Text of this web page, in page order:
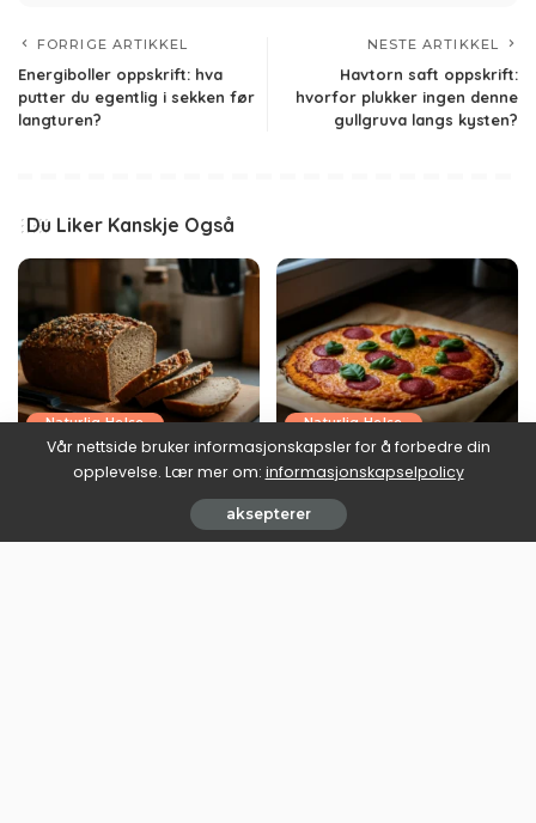
FORRIGE ARTIKKEL
Energiboller oppskrift: hva
putter du egentlig i sekken før
langturen?
NESTE ARTIKKEL
Havtorn saft oppskrift:
hvorfor plukker ingen denne
gullgruva langs kysten?
Du Liker Kanskje Også
Naturlig Helse
Ketobrød oppskrift: brødet
som faktisk holder seg
June 30, 2026
Naturlig Helse
Lavkarbo pizza oppskrift:
fredagspizza uten karbo-
angeren
June 30, 2026
Vår nettside bruker informasjonskapsler for å forbedre din
opplevelse. Lær mer om: informasjonskapselpolicy
aksepterer